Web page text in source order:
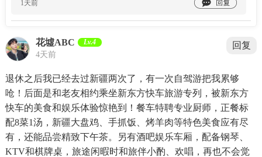
1天前 
花墟ABC Lv.4
4天前
回复
退休之后我已经去过新疆两次了，有一次自驾游把我累够
呛！后面是和老友相约乘坐新东方快车旅游专列，被新东方
快车的美食和娱乐体验惊艳到！餐车特聘专业厨师，正餐标
配8菜1汤，新疆大盘鸡、手抓饭、烤羊肉等特色美食应有尽
有，还能品尝精致下午茶。另有酒吧娱乐车厢，配备钢琴、
KTV和棋牌桌，旅途闲暇时和旅伴小酌、欢唱，再也不会觉